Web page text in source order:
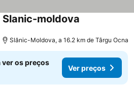
Slanic-moldova
Slănic-Moldova, a 16.2 km de Târgu Ocna
ver os preços
Ver preços